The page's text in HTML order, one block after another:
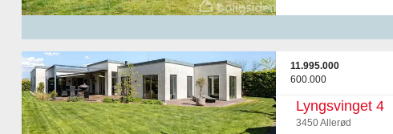
11.995.000
600.000
Lyngsvinget 4
3450 Allerød